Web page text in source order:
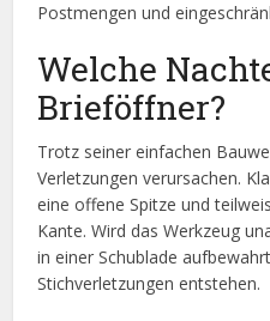
Postmengen und
Welche
Brieföffner?
Trotz seiner einfachen
Verletzungen verursachen.
eine offene Spitze und
Kante. Wird das Werkzeug
in einer Schublade
Stichverletzungen entstehen.